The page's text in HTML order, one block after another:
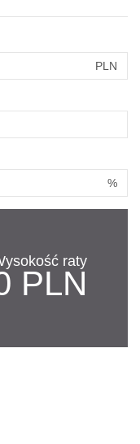
PLN
%
raty
PLN